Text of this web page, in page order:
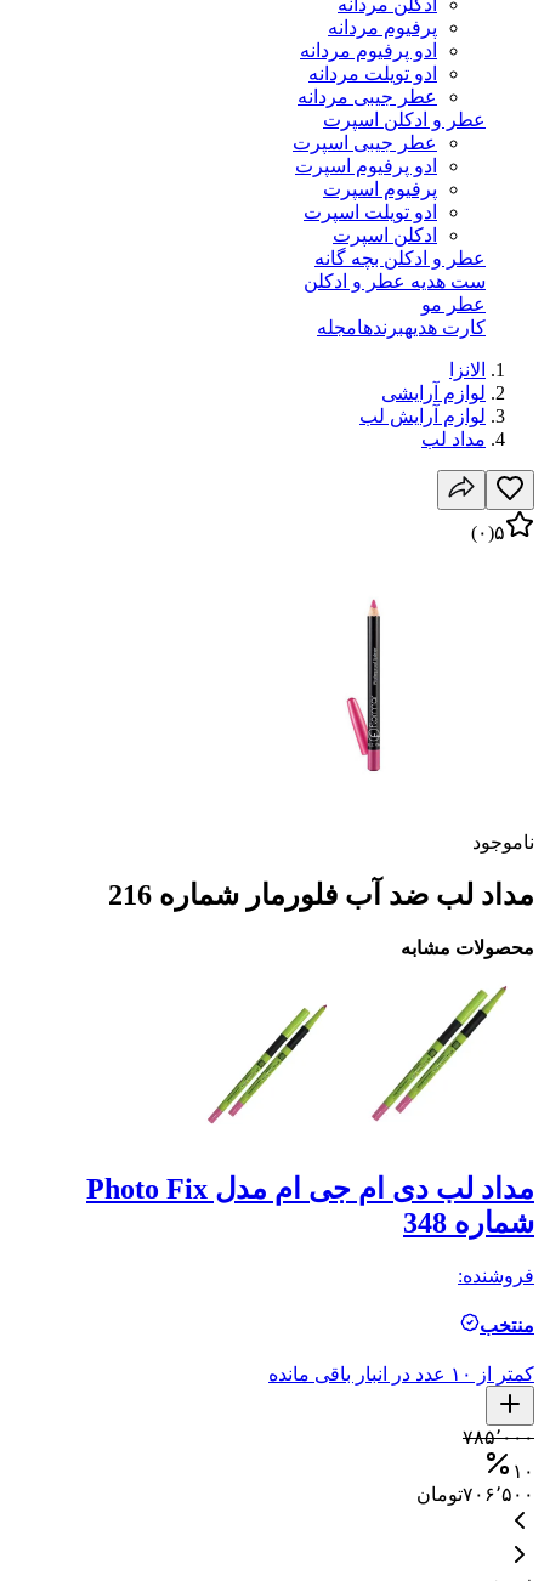
ادکلن مردانه
پرفیوم مردانه
ادو پرفیوم مردانه
ادو تویلت مردانه
عطر جیبی مردانه
عطر و ادکلن اسپرت
عطر جیبی اسپرت
ادو پرفیوم اسپرت
پرفیوم اسپرت
ادو تویلت اسپرت
ادکلن اسپرت
عطر و ادکلن بچه گانه
ست هدیه عطر و ادکلن
عطر مو
کارت هدیهبرندهامجله
الانزا
لوازم آرایشی
لوازم آرایش لب
مداد لب
۵(۰)
ناموجود
مداد لب ضد آب فلورمار شماره 216
محصولات مشابه
مداد لب دی ام جی ام مدل Photo Fix
شماره 348
فروشنده:
منتخب
کمتر از ۱۰ عدد در انبار باقی مانده
۷۸۵٬۰۰۰
۱۰
۷۰۶٬۵۰۰تومان